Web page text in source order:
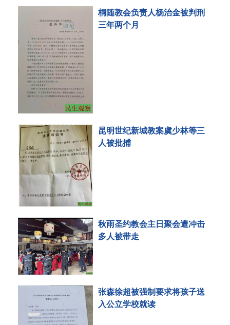
桐随教会负责人杨治金被判刑
三年两个月
昆明世纪新城教案虞少林等三
人被批捕
秋雨圣约教会主日聚会遭冲击
多人被带走
张森徐超被强制要求将孩子送
入公立学校就读